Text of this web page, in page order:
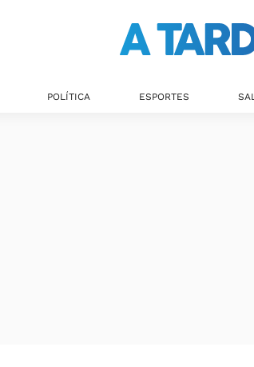
POLÍTICA ESPORTES